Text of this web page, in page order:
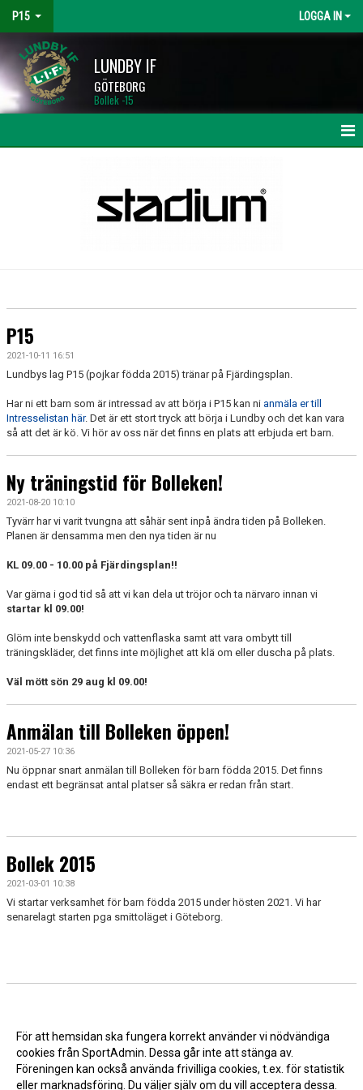
P15 LOGGA IN
LUNDBY IF
GÖTEBORG
Bollek -15
BILDGALLERI
DOKUMENT
KONTAKT
P15
2021-10-11 16:51
Lundbys lag P15 (pojkar födda 2015) tränar på Fjärdingsplan.
Har ni ett barn som är intressad av att börja i P15 kan ni anmäla er till
Intresselistan här. Det är ett stort tryck att börja i Lundby och det kan vara
så att det är kö. Vi hör av oss när det finns en plats att erbjuda ert barn.
Ny träningstid för Bolleken!
2021-08-20 10:10
Tyvärr har vi varit tvungna att såhär sent inpå ändra tiden på Bolleken.
Planen är densamma men den nya tiden är nu
KL 09.00 - 10.00 på Fjärdingsplan!!
Var gärna i god tid så att vi kan dela ut tröjor och ta närvaro innan vi
startar kl 09.00!
Glöm inte benskydd och vattenflaska samt att vara ombytt till
träningskläder, det finns inte möjlighet att klä om eller duscha på plats.
Väl mött sön 29 aug kl 09.00!
Anmälan till Bolleken öppen!
2021-05-27 10:36
Nu öppnar snart anmälan till Bolleken för barn födda 2015. Det finns
endast ett begränsat antal platser så säkra er redan från start.
Bollek 2015
2021-03-01 10:38
Vi startar verksamhet för barn födda 2015 under hösten 2021. Vi har
senarelagt starten pga smittoläget i Göteborg.
För att hemsidan ska fungera korrekt använder vi nödvändiga
cookies från SportAdmin. Dessa går inte att stänga av.
Föreningen kan också använda frivilliga cookies, t.ex. för statistik
eller marknadsföring. Du väljer själv om du vill acceptera dessa.